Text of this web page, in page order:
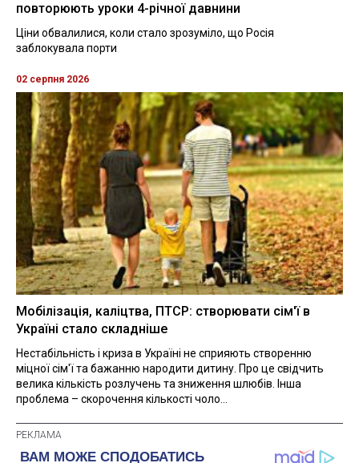
повторюють уроки 4-річної давнини
Ціни обвалилися, коли стало зрозуміло, що Росія
заблокувала порти
02 серпня 2026
Мобілізація, каліцтва, ПТСР: створювати сім'ї в
Україні стало складніше
Нестабільність і криза в Україні не сприяють створенню
міцної сім'ї та бажанню народити дитину. Про це свідчить
велика кількість розлучень та зниження шлюбів. Інша
проблема – скорочення кількості чоло...